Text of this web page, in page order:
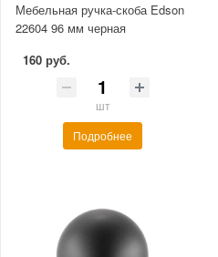
Мебельная ручка-скоба Edson
22604 96 мм черная
160 руб.
шт
Подробнее